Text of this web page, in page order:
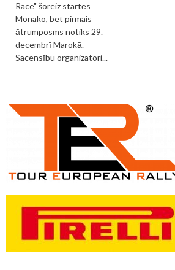
Race" šoreiz startēs
Monako, bet pirmais
ātrumposms notiks 29.
decembrī Marokā.
Sacensību organizatori...